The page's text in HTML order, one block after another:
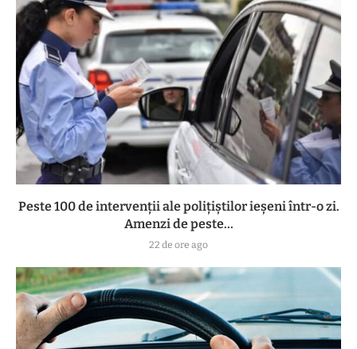
Peste 100 de intervenții ale polițiștilor ieșeni într-o zi.
Amenzi de peste...
22 de ore ago